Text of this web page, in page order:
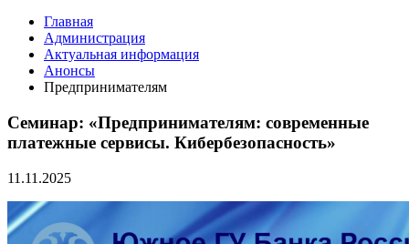
Главная
Администрация
Актуальная информация
Анонсы
Предпринимателям
Семинар: «Предпринимателям: современные
платежные сервисы. Кибербезопасность»
11.11.2025